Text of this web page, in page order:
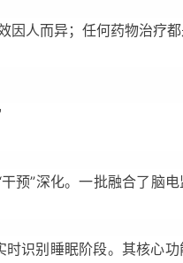
因人而异；任何药物治疗
预”深化。一批融合了脑
识别睡眠阶段。其核心